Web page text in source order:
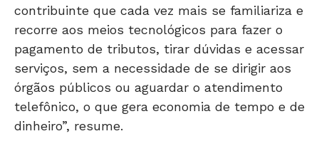
contribuinte que cada vez mais se familiariza e
recorre aos meios tecnológicos para fazer o
pagamento de tributos, tirar dúvidas e acessar
serviços, sem a necessidade de se dirigir aos
órgãos públicos ou aguardar o atendimento
telefônico, o que gera economia de tempo e de
dinheiro”, resume.